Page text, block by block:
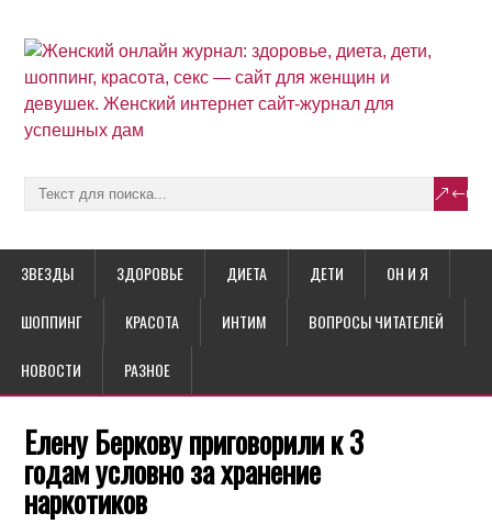
ЗВЕЗДЫ ЗДОРОВЬЕ ДИЕТА ДЕТИ ОН И Я
ШОППИНГ КРАСОТА ИНТИМ ВОПРОСЫ ЧИТАТЕЛЕЙ
НОВОСТИ РАЗНОЕ
Елену Беркову приговорили к 3
годам условно за хранение
наркотиков